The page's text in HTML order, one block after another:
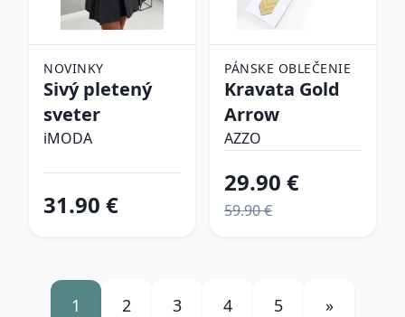
NOVINKY
Sivý pletený
sveter
iMODA
31.90 €
PÁNSKE OBLEČENIE
Kravata Gold
Arrow
AZZO
29.90 €
59.90 €
1 2 3 4 5 »